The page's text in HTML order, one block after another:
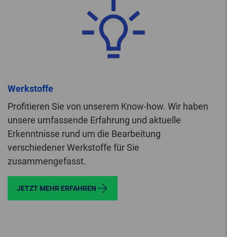
Werkstoffe
Profitieren Sie von unserem Know-how. Wir haben
unsere umfassende Erfahrung und aktuelle
Erkenntnisse rund um die Bearbeitung
verschiedener Werkstoffe für Sie
zusammengefasst.
JETZT MEHR ERFAHREN